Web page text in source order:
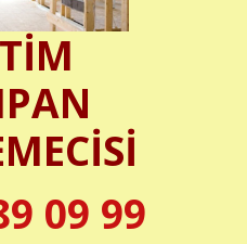
09 99